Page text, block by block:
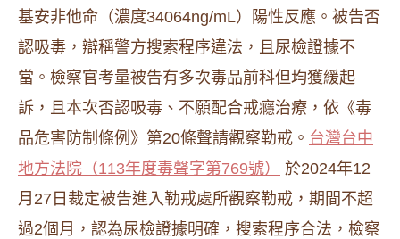
基安非他命（濃度34064ng/mL）陽性反應。被告否
認吸毒，辯稱警方搜索程序違法，且尿檢證據不
當。檢察官考量被告有多次毒品前科但均獲緩起
訴，且本次否認吸毒、不願配合戒癮治療，依《毒
品危害防制條例》第20條聲請觀察勒戒。 台灣台中
地方法院（113年度毒聲字第769號）
於2024年12
月27日裁定被告進入勒戒處所觀察勒戒，期間不超
過2個月，認為尿檢證據明確，搜索程序合法，檢察